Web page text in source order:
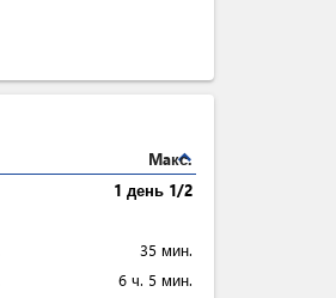
expand_less
Maкс.
1 день 1/2
35 мин.
6 ч. 5 мин.